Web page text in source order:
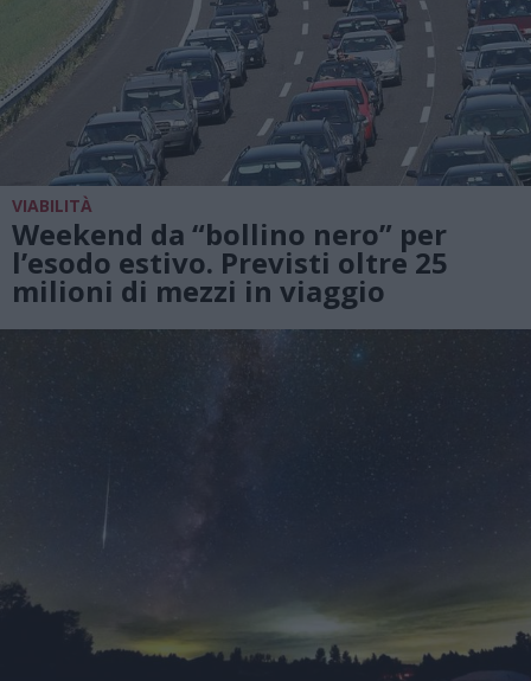
VIABILITÀ
Weekend da “bollino nero” per
l’esodo estivo. Previsti oltre 25
milioni di mezzi in viaggio